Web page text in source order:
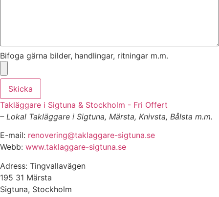
Bifoga gärna bilder, handlingar, ritningar m.m.
Skicka
Takläggare i Sigtuna & Stockholm - Fri Offert
– Lokal Takläggare i Sigtuna, Märsta, Knivsta, Bålsta m.m.
E-mail: renovering@taklaggare-sigtuna.se
Webb: www.taklaggare-sigtuna.se
Adress: Tingvallavägen
195 31 Märsta
Sigtuna, Stockholm